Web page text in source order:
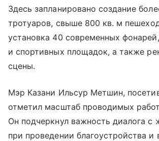
Здесь запланировано создание
тротуаров, свыше 800 кв. м
установка 40 современных
и спортивных площадок, а также
сцены.
Мэр Казани Ильсур Метшин,
отметил масштаб проводимых
Он подчеркнул важность диалога с
при проведении благоустройства и